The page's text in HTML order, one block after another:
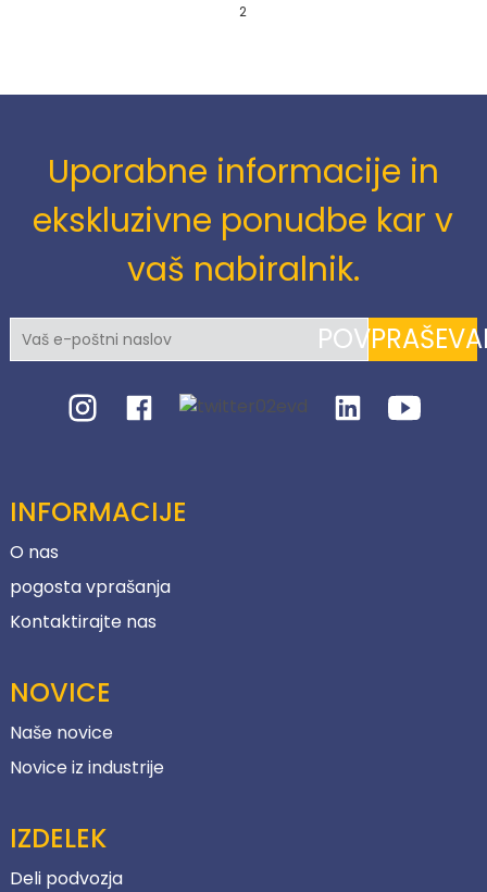
2
Uporabne informacije in
ekskluzivne ponudbe kar v
vaš nabiralnik.
INFORMACIJE
O nas
pogosta vprašanja
Kontaktirajte nas
NOVICE
Naše novice
Novice iz industrije
IZDELEK
Deli podvozja